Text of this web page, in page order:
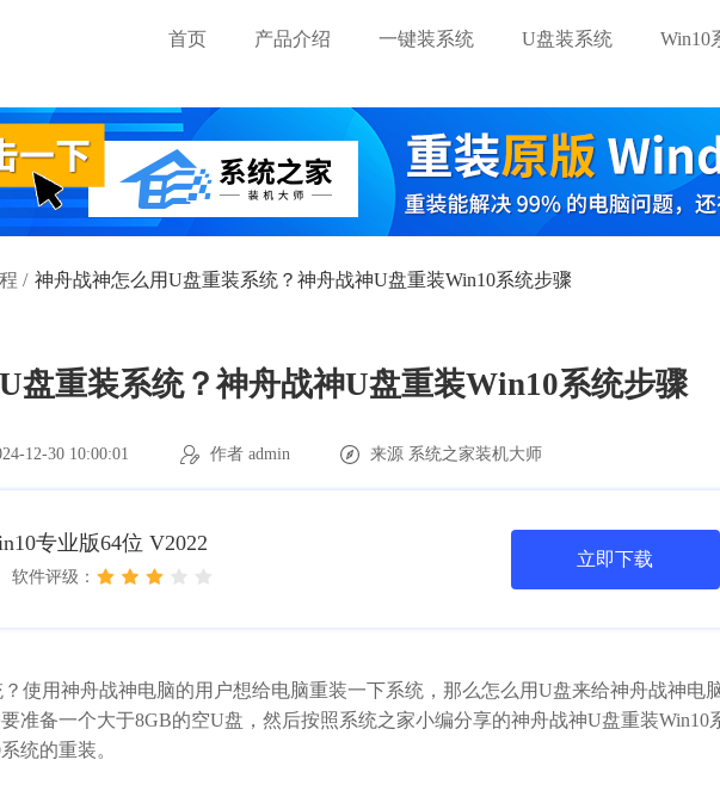
首页 产品介绍 一键装系统 U盘装系统 Win10
/ 神舟战神怎么用U盘重装系统？神舟战神U盘重装Win10系统步骤
盘重装系统？神舟战神U盘重装Win10系统步骤
12-30 10:00:01 作者 admin 来源 系统之家装机大师
专业版64位 V2022
软件评级：
立即下载
用神舟战神电脑的用户想给电脑重装一下系统，那么怎么用U盘来给神舟战神电
准备一个大于8GB的空U盘，然后按照系统之家小编分享的神舟战神U盘重装Win10
统的重装。